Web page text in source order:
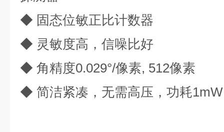
◆ 固态位敏正比计数器
◆ 灵敏度高，信噪比好
◆ 角精度0.029°/像素, 512像素
◆ 简洁紧凑，无需高压，功耗1mW